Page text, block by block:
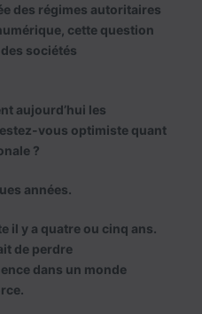
des régimes autoritaires
cette question
sociétés
aujourd’hui les
vous optimiste quant
?
années.
il y a quatre ou cinq ans.
de perdre
dans un monde